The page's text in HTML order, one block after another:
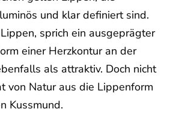
und klar definiert sind.
sprich ein ausgeprägter
einer Herzkontur an der
als attraktiv. Doch nicht
von Natur aus die Lippenform
Kussmund.